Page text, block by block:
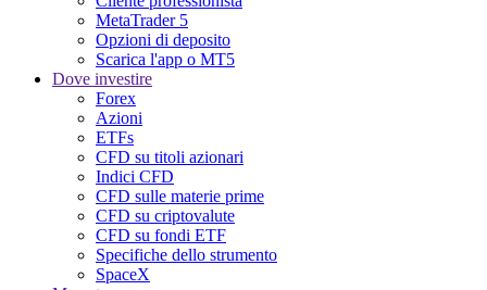
MetaTrader 5
Opzioni di deposito
Scarica l'app o MT5
Dove investire
Forex
Azioni
ETFs
CFD su titoli azionari
Indici CFD
CFD sulle materie prime
CFD su criptovalute
CFD su fondi ETF
Specifiche dello strumento
SpaceX